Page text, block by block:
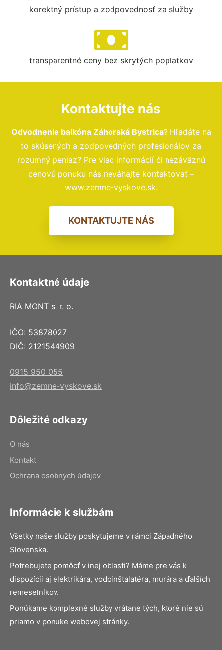
korektný prístup a zodpovednosť za služby
transparentné ceny bez skrytých poplatkov
Kontaktujte nás
Odvodnenie balkóna Záhorská Bystrica? Hľadáte na
to skúsených a zodpovedných profesionálov za
rozumný peniaz? Pre viac informácií či nezáväznú
cenovú ponuku nás neváhajte kontaktovať –
www.zemne-vyskove.sk.
KONTAKTUJTE NÁS
Kontaktné údaje
RIA MONT s. r. o.
IČO: 53878027
DIČ: 2121544909
0915 950 055
info@zemne-vyskove.sk
Dôležité odkazy
O nás
Kontakt
Ochrana osobných údajov
Informácie k službám
Všetky naše služby poskytujeme v rámci Západného
Slovenska.
Potrebujete pomôcť v inej oblasti? Máme pre vás k
dispozícii aj elektrikára, vodoinštalatéra, murára a ďalších
remeselníkov.
Ponúkame komplexné služby vrátane tých, ktoré nie sú
priamo v ponuke webovej stránky.